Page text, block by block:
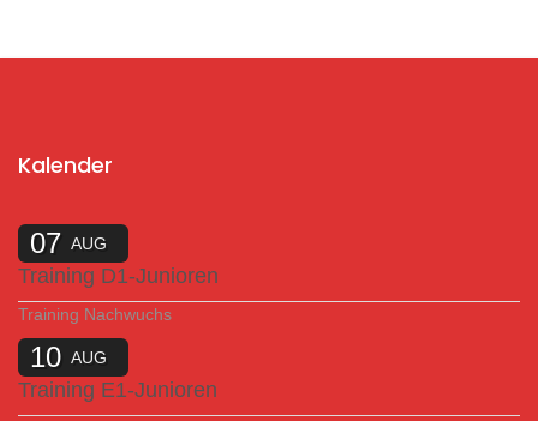
Kalender
07 AUG
Training D1-Junioren
Training Nachwuchs
10 AUG
Training E1-Junioren